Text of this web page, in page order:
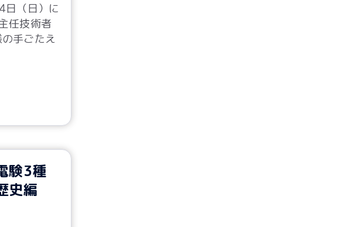
日（日）に
任技術者
手ごたえ
験3種
史編